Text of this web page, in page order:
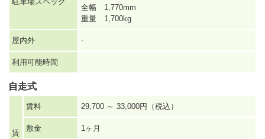
全幅 1,770mm
重量 1,700kg
屋内外 -
利用可能時間
自走式
賃
賃料 29,700 ～ 33,000円（税込）
敷金 1ヶ月